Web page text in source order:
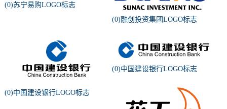
(0)苏宁易购LOGO标志
(0)融创投资集团LOGO标志
(0)中国建设银行LOGO标志
(0)中国建设银行LOGO标志